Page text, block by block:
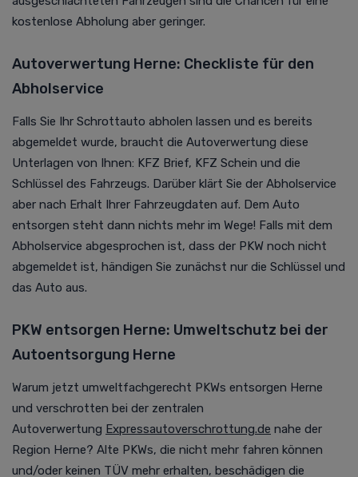
kostenlose Abholung aber geringer.
Autoverwertung Herne: Checkliste für den
Abholservice
Falls Sie Ihr Schrottauto abholen lassen und es bereits
abgemeldet wurde, braucht die Autoverwertung diese
Unterlagen von Ihnen: KFZ Brief, KFZ Schein und die
Schlüssel des Fahrzeugs. Darüber klärt Sie der Abholservice
aber nach Erhalt Ihrer Fahrzeugdaten auf. Dem Auto
entsorgen steht dann nichts mehr im Wege! Falls mit dem
Abholservice abgesprochen ist, dass der PKW noch nicht
abgemeldet ist, händigen Sie zunächst nur die Schlüssel und
das Auto aus.
PKW entsorgen Herne: Umweltschutz bei der
Autoentsorgung Herne
Warum jetzt umweltfachgerecht PKWs entsorgen Herne
und verschrotten bei der zentralen
Autoverwertung Expressautoverschrottung.de nahe der
Region Herne? Alte PKWs, die nicht mehr fahren können
und/oder keinen TÜV mehr erhalten, beschädigen die